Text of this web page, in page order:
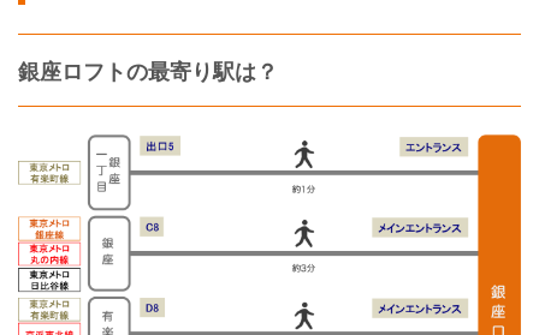
銀座ロフトの最寄り駅は？